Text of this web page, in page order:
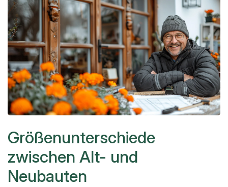
Größenunterschiede
zwischen Alt- und
Neubauten